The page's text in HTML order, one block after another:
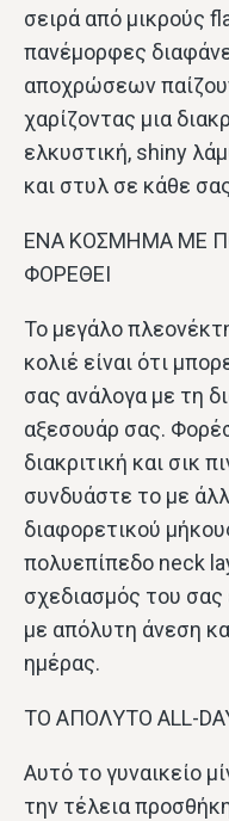
σειρά από μικρούς
πανέμορφες
αποχρώσεων
χαρίζοντας μια
ελκυστική, shiny
και στυλ σε κάθε
ΕΝΑ ΚΟΣΜΗΜΑ ΜΕ
ΦΟΡΕΘΕΙ
Το μεγάλο
κολιέ είναι ότι
σας ανάλογα με τη
αξεσουάρ σας.
διακριτική και σικ
συνδυάστε το με
διαφορετικού
πολυεπίπεδο neck
σχεδιασμός του
με απόλυτη άνεση
ημέρας.
ΤΟ ΑΠΟΛΥΤΟ ALL-
Αυτό το γυναικείο
την τέλεια